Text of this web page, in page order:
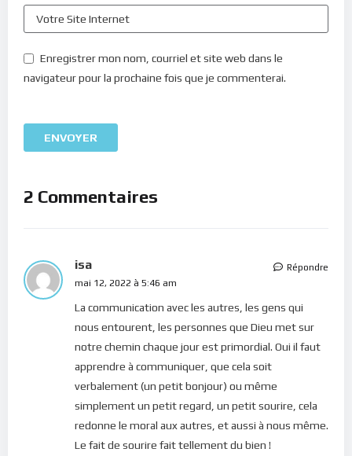
Enregistrer mon nom, courriel et site web dans le
navigateur pour la prochaine fois que je commenterai.
2 Commentaires
isa
mai 12, 2022 à 5:46 am
La communication avec les autres, les gens qui
nous entourent, les personnes que Dieu met sur
notre chemin chaque jour est primordial. Oui il faut
apprendre à communiquer, que cela soit
verbalement (un petit bonjour) ou même
simplement un petit regard, un petit sourire, cela
redonne le moral aux autres, et aussi à nous même.
Le fait de sourire fait tellement du bien !
Répondre